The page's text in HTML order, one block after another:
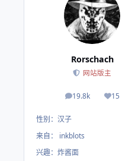
Rorschach
网站版主
19.8k
帖子 15
荣誉积分
性别： 汉子
来自：
inkblots
兴趣： 炸酱面